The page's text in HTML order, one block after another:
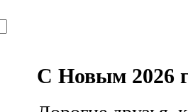
С Новым 2026